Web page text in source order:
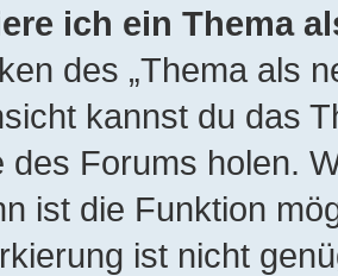
ich ein Thema
des „Thema als
kannst du das
des Forums holen.
ist die Funktion
ist nicht